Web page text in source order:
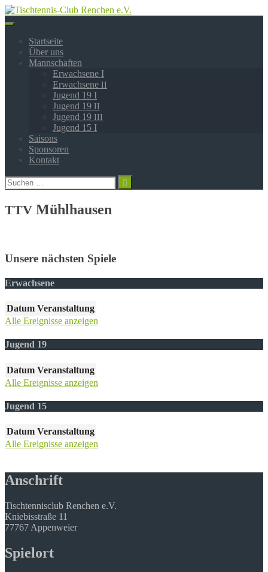
Springe
zum
Startseite
Über uns
Mannschaften
Erwachsene I
Erwachsene II
Jugend 19 I
Jugend 19 II
Jugend 19 III
Jugend 15 I
Saisons
Sponsoren
Kontakt
Suchen
nach:
TTV Mühlhausen
Unsere nächsten Spiele
Erwachsene
Datum Veranstaltung
Alle Ereignisse anzeigen
Jugend 19
Datum Veranstaltung
Alle Ereignisse anzeigen
Jugend 15
Datum Veranstaltung
Alle Ereignisse anzeigen
Anschrift
Tischtennisclub Renchen e.V.
Kniebisstraße 11
77767 Appenweier
Spielort